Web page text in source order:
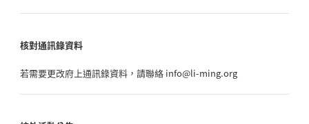
核對通訊錄資料
若需要更改府上通訊錄資料，請聯絡 info@li-ming.org